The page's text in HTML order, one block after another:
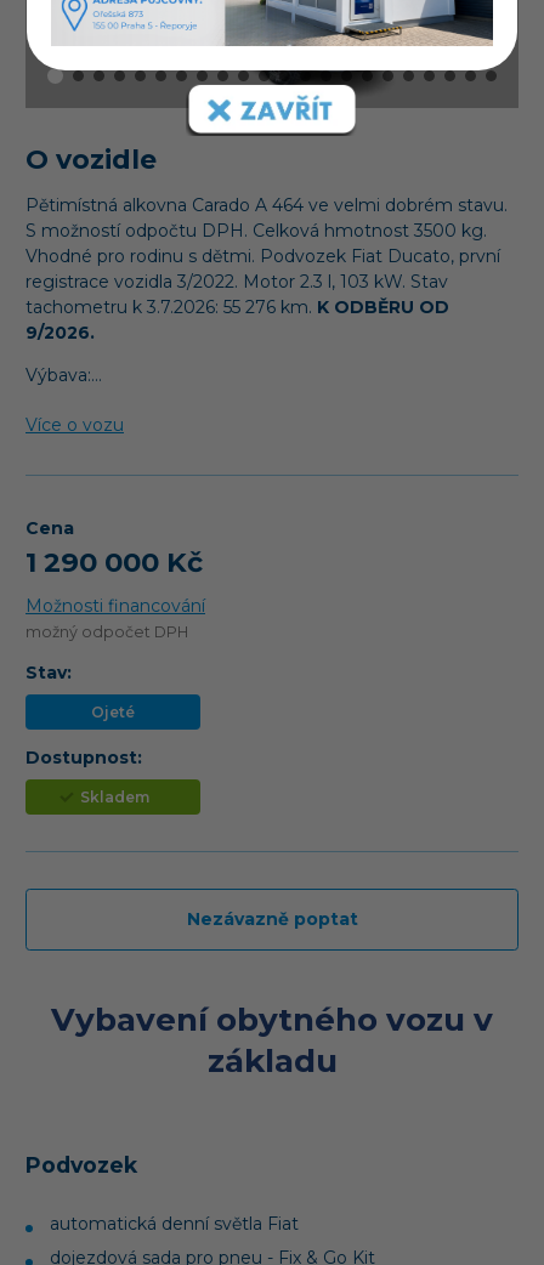
O vozidle
Pětimístná alkovna Carado A 464 ve velmi dobrém stavu.
S možností odpočtu DPH. Celková hmotnost 3500 kg.
Vhodné pro rodinu s dětmi. Podvozek Fiat Ducato, první
registrace vozidla 3/2022. Motor 2.3 l, 103 kW. Stav
tachometru k 3.7.2026: 55 276 km. K ODBĚRU OD
9/2026.
Výbava:…
Více o vozu
Cena
1 290 000 Kč
Možnosti financování
možný odpočet DPH
Stav:
Ojeté
Dostupnost:
Skladem
Nezávazně poptat
Vybavení obytného vozu v
základu
Podvozek
automatická denní světla Fiat
dojezdová sada pro pneu - Fix & Go Kit